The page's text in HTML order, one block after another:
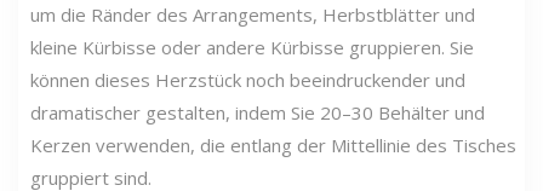
um die Ränder des Arrangements, Herbstblätter und
kleine Kürbisse oder andere Kürbisse gruppieren. Sie
können dieses Herzstück noch beeindruckender und
dramatischer gestalten, indem Sie 20–30 Behälter und
Kerzen verwenden, die entlang der Mittellinie des Tisches
gruppiert sind.